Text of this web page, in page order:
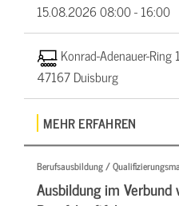
15.08.202608:00 - 16:00
Konrad-Adenauer-Ring
47167 Duisburg
MEHR ERFAHREN
Berufsausbildung /
Ausbildung im Verbund